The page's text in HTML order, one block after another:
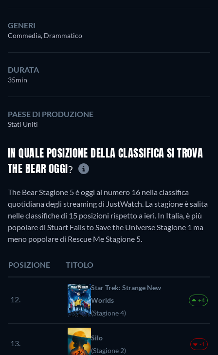
GENERI
Commedia, Drammatico
DURATA
35min
PAESE DI PRODUZIONE
Stati Uniti
IN QUALE POSIZIONE DELLA CLASSIFICA SI TROVA
THE BEAR OGGI?
The Bear Stagione 5 è oggi al numero 16 nella classifica
quotidiana degli streaming di JustWatch. La stagione è salita
nelle classifiche di 15 posizioni rispetto a ieri. In Italia, è più
popolare di Stuart Fails to Save the Universe Stagione 1 ma
meno popolare di Rescue Me Stagione 5.
POSIZIONE TITOLO
12.
Star Trek: Strange New
Worlds
(Stagione 4)
+4
13.
Silo
(Stagione 2)
-1